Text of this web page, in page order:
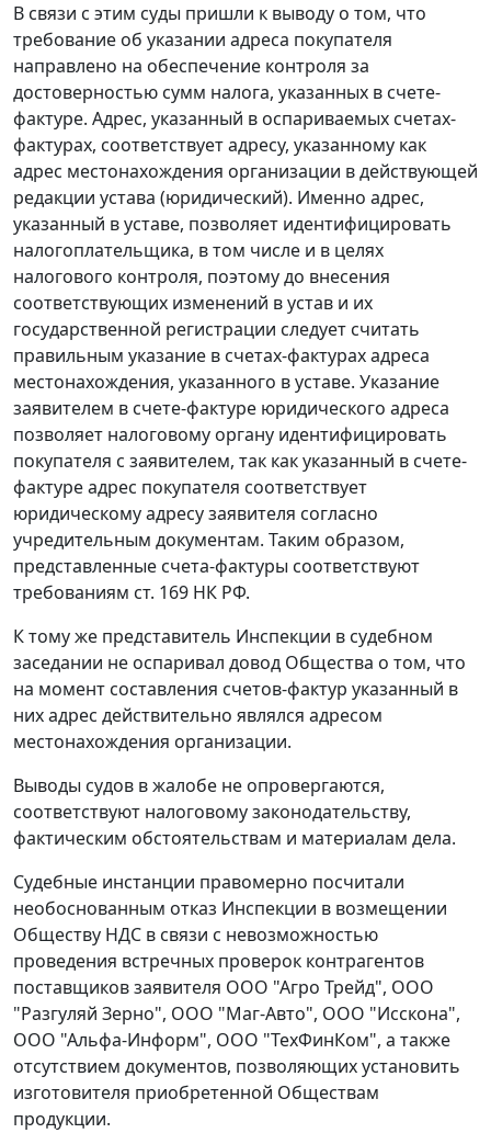
В связи с этим суды пришли к выводу о том, что
требование об указании адреса покупателя
направлено на обеспечение контроля за
достоверностью сумм налога, указанных в счете-
фактуре. Адрес, указанный в оспариваемых счетах-
фактурах, соответствует адресу, указанному как
адрес местонахождения организации в действующей
редакции устава (юридический). Именно адрес,
указанный в уставе, позволяет идентифицировать
налогоплательщика, в том числе и в целях
налогового контроля, поэтому до внесения
соответствующих изменений в устав и их
государственной регистрации следует считать
правильным указание в счетах-фактурах адреса
местонахождения, указанного в уставе. Указание
заявителем в счете-фактуре юридического адреса
позволяет налоговому органу идентифицировать
покупателя с заявителем, так как указанный в счете-
фактуре адрес покупателя соответствует
юридическому адресу заявителя согласно
учредительным документам. Таким образом,
представленные счета-фактуры соответствуют
требованиям ст. 169 НК РФ.
К тому же представитель Инспекции в судебном
заседании не оспаривал довод Общества о том, что
на момент составления счетов-фактур указанный в
них адрес действительно являлся адресом
местонахождения организации.
Выводы судов в жалобе не опровергаются,
соответствуют налоговому законодательству,
фактическим обстоятельствам и материалам дела.
Судебные инстанции правомерно посчитали
необоснованным отказ Инспекции в возмещении
Обществу НДС в связи с невозможностью
проведения встречных проверок контрагентов
поставщиков заявителя ООО "Агро Трейд", ООО
"Разгуляй Зерно", ООО "Маг-Авто", ООО "Исскона",
ООО "Альфа-Информ", ООО "ТехФинКом", а также
отсутствием документов, позволяющих установить
изготовителя приобретенной Обществам
продукции.